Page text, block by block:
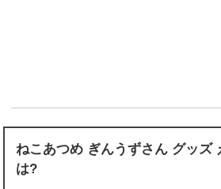
ねこあつめ ぎんうずさん グッズ
は?